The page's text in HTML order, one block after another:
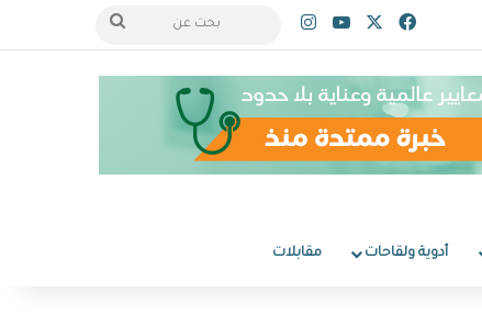
فيسبوك‫YouTubeانستقرام بحث
أدوية ولقاحات مقابلات